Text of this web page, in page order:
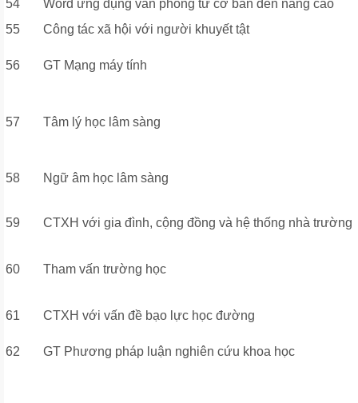
54
Word ứng dụng văn phòng từ cơ bản đến nâng cao
55
Công tác xã hội với người khuyết tật
56 GT Mạng máy tính
57 Tâm lý học lâm sàng
58 Ngữ âm học lâm sàng
59 CTXH với gia đình, cộng đồng và hệ thống nhà trường
60 Tham vấn trường học
61 CTXH với vấn đề bạo lực học đường
62 GT Phương pháp luận nghiên cứu khoa học